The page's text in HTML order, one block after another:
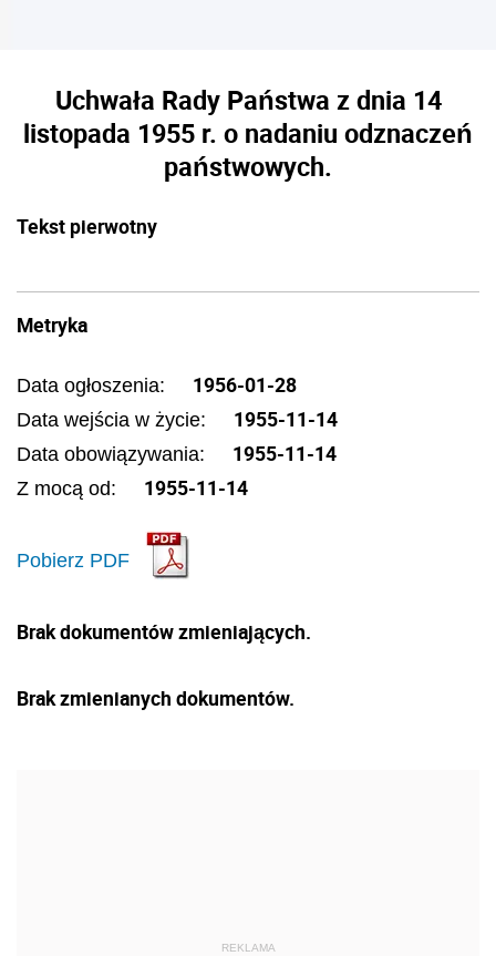
Uchwała Rady Państwa z dnia 14
listopada 1955 r. o nadaniu odznaczeń
państwowych.
Tekst pierwotny
Metryka
Data ogłoszenia: 1956-01-28
Data wejścia w życie: 1955-11-14
Data obowiązywania: 1955-11-14
Z mocą od: 1955-11-14
Pobierz PDF
Brak dokumentów zmieniających.
Brak zmienianych dokumentów.